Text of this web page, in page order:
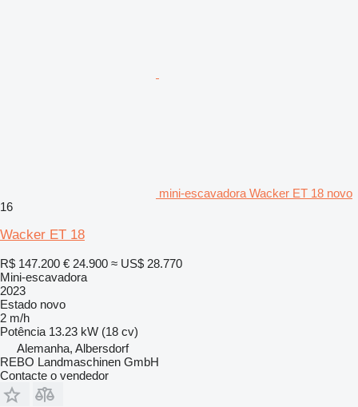
mini-escavadora Wacker ET 18 novo
16
Wacker ET 18
R$ 147.200 € 24.900 ≈ US$ 28.770
Mini-escavadora
2023
Estado novo
2 m/h
Potência 13.23 kW (18 cv)
Alemanha, Albersdorf
REBO Landmaschinen GmbH
Contacte o vendedor